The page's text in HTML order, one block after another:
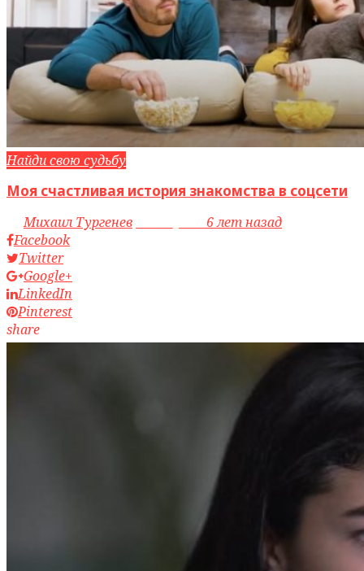
Найди свою судьбу
Моя счастливая история знакомства в соцсети
byМихаил Тургенев
6 лет назад
Facebook
Twitter
Google+
LinkedIn
Pinterest
share